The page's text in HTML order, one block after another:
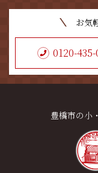
お気
0120-435-
豊橋市の小